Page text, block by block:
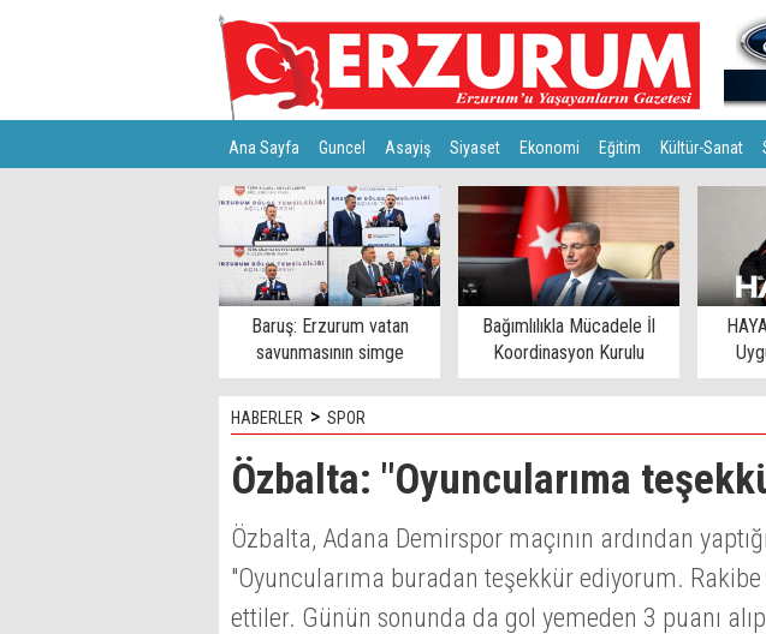
Ana Sayfa Guncel Asayiş Siyaset Ekonomi Eğitim Kültür-Sanat
Türkiye Teknoloji
Baruş: Erzurum vatan
savunmasının simge
şehirlerinden
Bağımlılıkla Mücadele İl
Koordinasyon Kurulu
toplandı
HABERLER > SPOR
Özbalta: "Oyuncularıma
Özbalta, Adana Demirspor maçının ardından
"Oyuncularıma buradan teşekkür ediyorum.
ettiler. Günün sonunda da gol yemeden 3 puanı